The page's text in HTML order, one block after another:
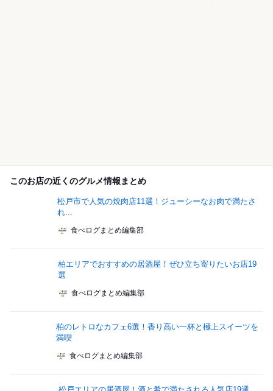
このお店の近くのグルメ情報まとめ
松戸市で人気の焼肉店11選！ジューシーなお肉で満たさ
れ...
食べログまとめ編集部
柏エリアでおすすめの居酒屋！ぜひ立ち寄りたいお店19
選
食べログまとめ編集部
柏のレトロなカフェ6選！香り高い一杯と極上スイーツを
満喫
食べログまとめ編集部